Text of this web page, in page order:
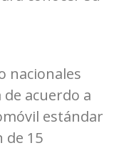
nacionales
acuerdo a
estándar
de 15